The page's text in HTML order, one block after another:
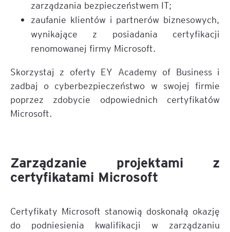
zarządzania bezpieczeństwem IT;
zaufanie klientów i partnerów biznesowych,
wynikające z posiadania certyfikacji
renomowanej firmy Microsoft.
Skorzystaj z oferty EY Academy of Business i
zadbaj o cyberbezpieczeństwo w swojej firmie
poprzez zdobycie odpowiednich certyfikatów
Microsoft.
Zarządzanie projektami z
certyfikatami Microsoft
Certyfikaty Microsoft stanowią doskonałą okazję
do podniesienia kwalifikacji w zarządzaniu